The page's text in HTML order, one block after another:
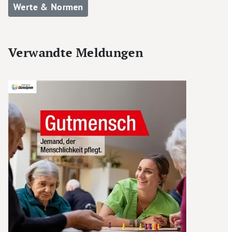
Werte & Normen
Verwandte Meldungen